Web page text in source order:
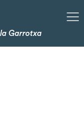
Garrotxa